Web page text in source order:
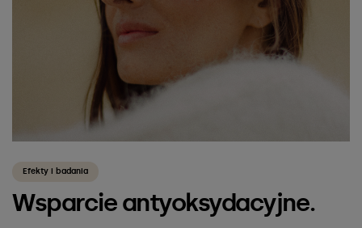
Efekty i badania
Wsparcie antyoksydacyjne.